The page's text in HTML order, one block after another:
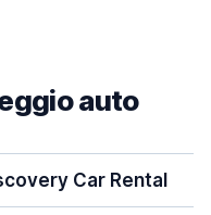
auto
Car Rental